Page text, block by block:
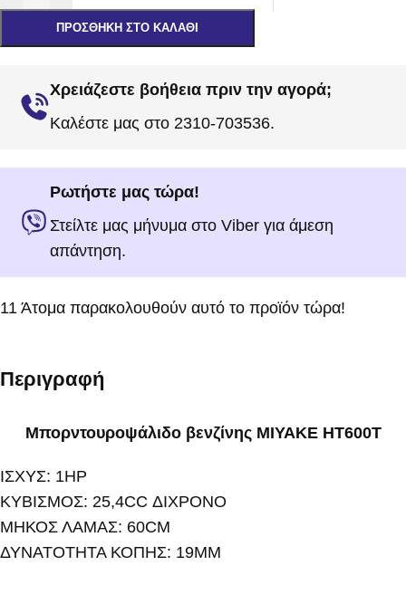
ΠΡΟΣΘΉΚΗ ΣΤΟ ΚΑΛΆΘΙ
Χρειάζεστε βοήθεια πριν την αγορά;
Καλέστε μας στο 2310-703536.
Ρωτήστε μας τώρα!
Στείλτε μας μήνυμα στο Viber για άμεση
απάντηση.
11 Άτομα παρακολουθούν αυτό το προϊόν τώρα!
Περιγραφή
Μπορντουροψάλιδο βενζίνης MIYAKE HT600T
ΙΣΧΥΣ: 1HP
ΚΥΒΙΣΜΟΣ: 25,4CC ΔΙΧΡΟΝΟ
ΜΗΚΟΣ ΛΑΜΑΣ: 60CM
ΔΥΝΑΤΟΤΗΤΑ ΚΟΠΗΣ: 19MM